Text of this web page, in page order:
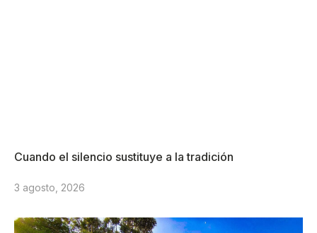
Cuando el silencio sustituye a la tradición
3 agosto, 2026